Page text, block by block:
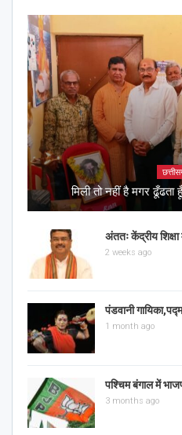
मिली तो नहीं है मगर
अंततः केंद्रीय शिक्षा
2 weeks ago
पंडवानी
1 month ago
पश्चिम बंगाल में
3 months ago